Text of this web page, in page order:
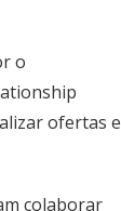
o
ofertas e
colaborar